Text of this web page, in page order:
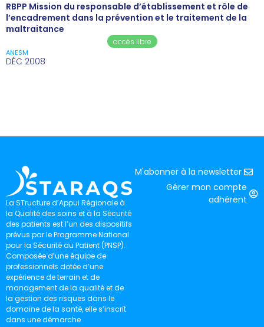
RBPP Mission du responsable d’établissement et rôle de
l’encadrement dans la prévention et le traitement de la
maltraitance
accès libre
ANESM
DÉC 2008
La STructure d’Appui Régionale à
la Qualité des soins et à la Sécurité
des patients est l’un des dispositifs
prévus par le Programme National
pour la Sécurité du Patient (PNSP).
Composée d’une équipe de
professionnels dotée d’une
expérience de terrain et de
management de la qualité et de
la gestion des risques dans le
domaine de la santé, elle s’inscrit
dans une démarche
M'abonner à la newsletter
Gérer mon compte
adhérent